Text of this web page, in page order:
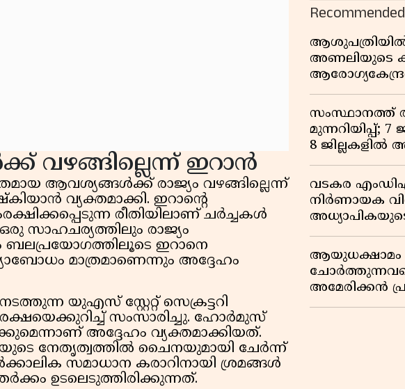
വഴങ്ങില്ലെന്ന് ഇറാൻ
ആവശ്യങ്ങൾക്ക് രാജ്യം വഴങ്ങില്ലെന്ന്
വ്യക്തമാക്കി. ഇറാന്റെ
രീതിയിലാണ് ചർച്ചകൾ
സാഹചര്യത്തിലും രാജ്യം
ബലപ്രയോഗത്തിലൂടെ ഇറാനെ
മാത്രമാണെന്നും അദ്ദേഹം
യുഎസ് സ്റ്റേറ്റ് സെക്രട്ടറി
സംസാരിച്ചു. ഹോർമുസ്
അദ്ദേഹം വ്യക്തമാക്കിയത്.
നേതൃത്വത്തിൽ ചൈനയുമായി ചേർന്ന്
സമാധാന കരാറിനായി ശ്രമങ്ങൾ
ഉടലെടുത്തിരിക്കുന്നത്.
Recommended
ആശുപത്രിയിൽ
അണലിയുടെ
പരാതി
സംസ്ഥാനത്ത്
മുന്നറിയിപ്പ്;
8 ജില്ലകളിൽ
വടകര
നിർണായക
ലഹരി ഇടപാട്
ആയുധക്ഷാമം
അമേരിക്കൻ